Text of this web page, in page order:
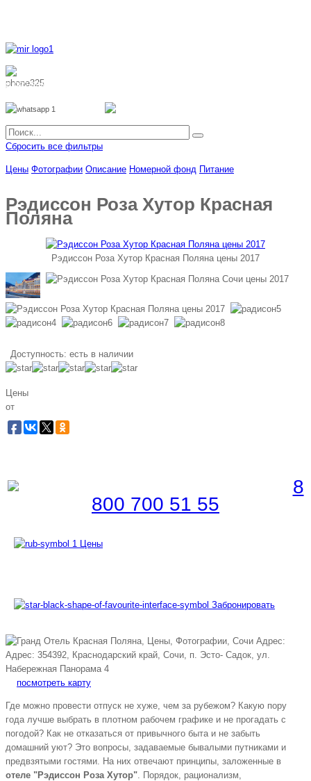
8 962 888 51 55
Сбросить все фильтры
Цены Фотографии Описание Номерной фонд Питание
Рэдиссон Роза Хутор Красная
Поляна
Рэдиссон Роза Хутор Красная Поляна цены 2017
Доступность: есть в наличии
Цены
от
8
800 700 51 55
Цены
Забронировать
Адрес:
Адрес: 354392, Краснодарский край, Сочи, п. Эсто- Садок, ул.
Набережная Панорама 4
посмотреть карту
Где можно провести отпуск не хуже, чем за рубежом? Какую пору
года лучше выбрать в плотном рабочем графике и не прогадать с
погодой? Как не отказаться от привычного быта и не забыть
домашний уют? Это вопросы, задаваемые бывалыми путниками и
предвзятыми гостями. На них отвечают принципы, заложенные в
отеле "Рэдиссон Роза Хутор" . Порядок, рационализм,